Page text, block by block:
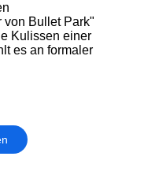
von Bullet Park"
Kulissen einer
es an formaler